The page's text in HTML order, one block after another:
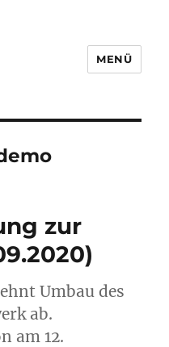
MENÜ
zur
Umbau des
ab.
am 12.